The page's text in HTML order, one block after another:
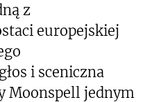
z
europejskiej
i sceniczna
Moonspell jednym